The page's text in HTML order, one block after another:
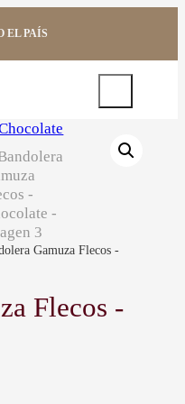
EL PAÍS
Gamuza Flecos -
Flecos -